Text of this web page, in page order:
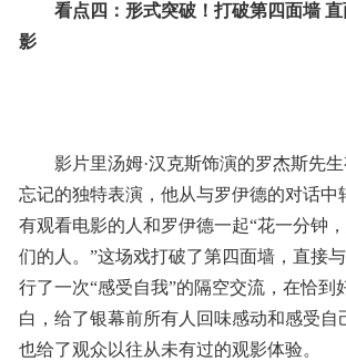
看点四：形式突破！打破第四面墙
影
影片里汤姆·汉克斯饰演的罗杰斯先
忘记的独特表演，他从与罗伊德的对话中
有观看电影的人和罗伊德一起“花一分钟
们的人。”这场戏打破了第四面墙，直接
行了一次“感受自我”的隔空交流，在恰到
白，给了银幕前所有人回味感动和感受自
也给了观众以往从未有过的观影体验。